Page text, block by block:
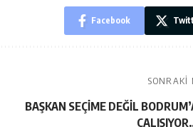
Facebook
SONRAKI
BAŞKAN SEÇİME DEĞİL